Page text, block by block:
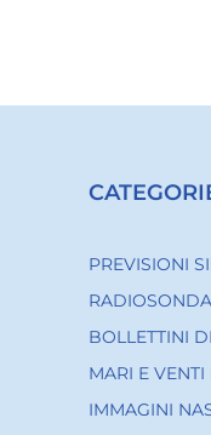
PREVISIONI
BOLLETTINI
MARI E
IMMAGINI